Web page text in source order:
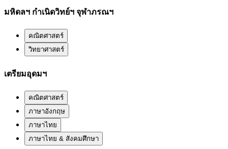
มหิดลฯ กำเนิดวิทย์ฯ จุฬาภรณฯ
คณิตศาสตร์
วิทยาศาสตร์
เตรียมอุดมฯ
คณิตศาสตร์
ภาษาอังกฤษ
ภาษาไทย
ภาษาไทย & สังคมศึกษา